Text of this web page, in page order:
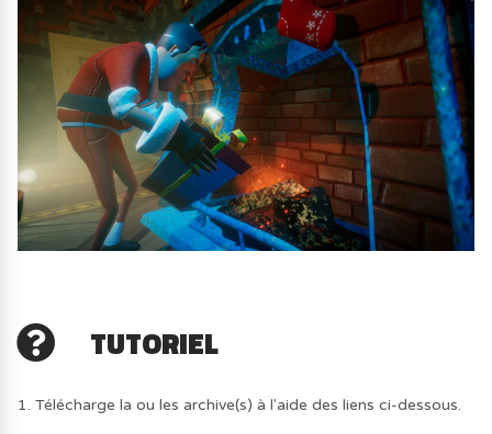
TUTORIEL
1. Télécharge la ou les archive(s) à l'aide des liens ci-dessous.